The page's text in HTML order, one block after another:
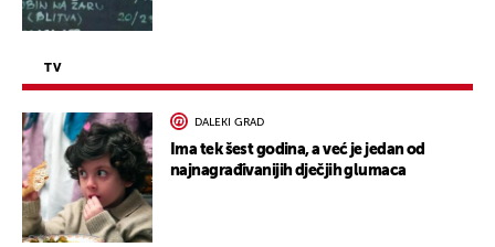
TV
DALEKI GRAD
Ima tek šest godina, a već je jedan od
najnagrađivanijih dječjih glumaca